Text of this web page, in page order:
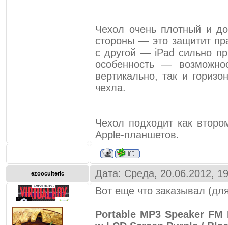
Чехол очень плотный и
стороны — это защитит
с другой — iPad сильно
особенность —
вертикально, так и
чехла.
Чехол подходит как
Apple-планшетов.
ezooculteric Дата: Среда, 20.06.2012,
Вот еще что заказывал
Portable MP3 Speaker